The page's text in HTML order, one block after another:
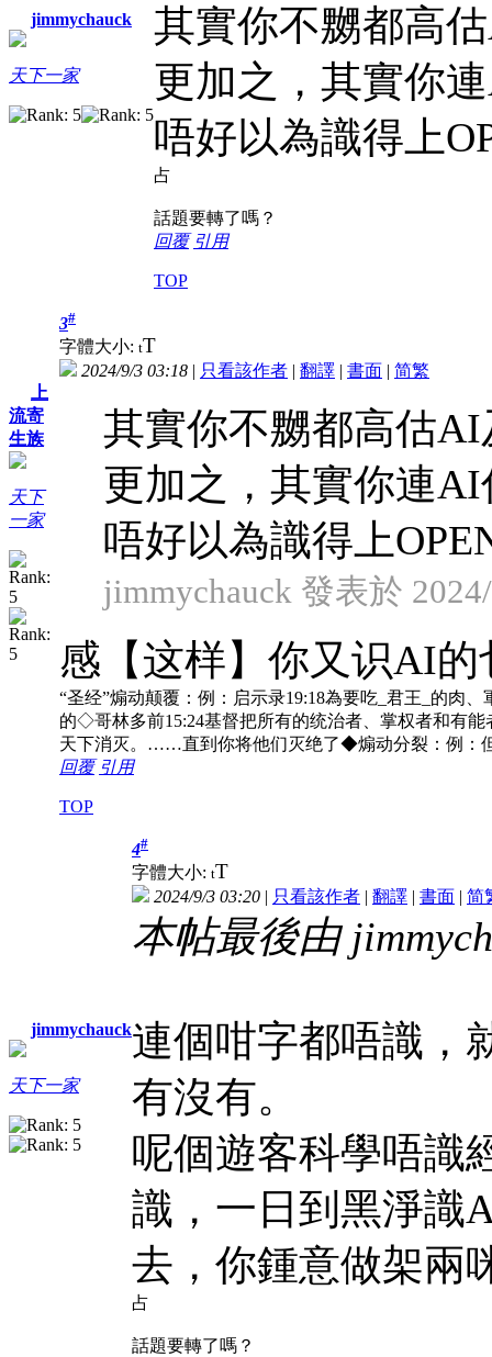
jimmychauck
天下一家
其實你不嬲都高
更加之，其實你
唔好以為識得上
占
話題要轉了嗎？
回覆 引用
TOP
上
流寄
生族
天下
一家
3#
字體大小: tT
2024/9/3 03:18 | 只看該作者 | 翻譯 | 書面 | 简繁
其實你不嬲都高估
更加之，其實你連
唔好以為識得上
jimmychauck 發表於
感【这样】你又识AI的
“圣经”煽动颠覆：例：启示录19:18為要吃_君王_的肉
的◇哥林多前15:24基督把所有的统治者、掌权者和有
天下消灭。……直到你将他们灭绝了◆煽动分裂：例：
回覆 引用
TOP
jimmychauck
天下一家
4#
字體大小: tT
2024/9/3 03:20 | 只看該作者 | 翻譯 | 書面 | 简
本帖最後由
連個咁字都唔識，
有沒有。
呢個遊客科學唔識
識，一日到黑淨識
去，你鍾意做架兩
占
話題要轉了嗎？